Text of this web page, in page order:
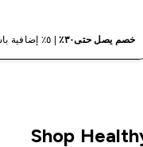
خصم يصل حتى٣٠٪ | ٥٪ إضافية باستخدام كود محدود
Shop